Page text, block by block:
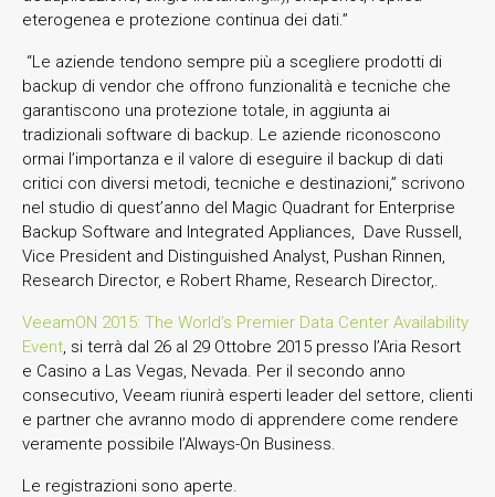
eterogenea e protezione continua dei dati.”
“Le aziende tendono sempre più a scegliere prodotti di
backup di vendor che offrono funzionalità e tecniche che
garantiscono una protezione totale, in aggiunta ai
tradizionali software di backup. Le aziende riconoscono
ormai l’importanza e il valore di eseguire il backup di dati
critici con diversi metodi, tecniche e destinazioni,” scrivono
nel studio di quest’anno del Magic Quadrant for Enterprise
Backup Software and Integrated Appliances, Dave Russell,
Vice President and Distinguished Analyst, Pushan Rinnen,
Research Director, e Robert Rhame, Research Director,.
VeeamON 2015: The World’s Premier Data Center Availability
Event, si terrà dal 26 al 29 Ottobre 2015 presso l’Aria Resort
e Casino a Las Vegas, Nevada. Per il secondo anno
consecutivo, Veeam riunirà esperti leader del settore, clienti
e partner che avranno modo di apprendere come rendere
veramente possibile l’Always-On Business.
Le registrazioni sono aperte.